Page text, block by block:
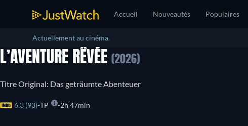
Accueil Nouveautés Populaires
Actuellement au cinéma.
L’AVENTURE RÊVÉE (2026)
Titre Original: Das geträumte Abenteuer
6.3 (93) TP 2h 47min